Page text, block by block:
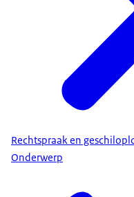
Rechtspraak en
Onderwerp